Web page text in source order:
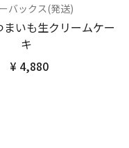
バックス(発送)
いも生クリームケー
キ
¥ 4,880